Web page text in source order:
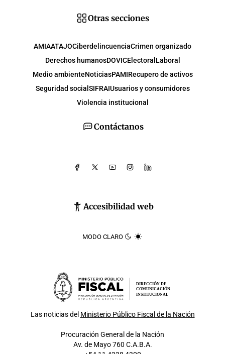
Contáctanos
Accesibilidad web
MODO CLARO
Otras secciones
AMIAATAJOCiberdelincuenciaCrimen organizado
Derechos humanosDOVICElectoral Laboral
Medio ambienteNoticiasPAMIRecupero de activos
Seguridad social SIFRAIUsuarios y consumidores
Violencia institucional
DIRECCIÓN DE
COMUNICACIÓN
INSTITUCIONAL
Las noticias del Ministerio Público Fiscal de la Nación
Procuración General de la Nación
Av. de Mayo 760 C.A.B.A.